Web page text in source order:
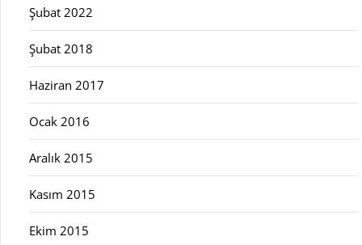
Şubat 2022
Şubat 2018
Haziran 2017
Ocak 2016
Aralık 2015
Kasım 2015
Ekim 2015